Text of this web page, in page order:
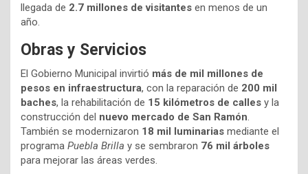
llegada de 2.7 millones de visitantes en menos de un
año.
Obras y Servicios
El Gobierno Municipal invirtió más de mil millones de
pesos en infraestructura, con la reparación de 200 mil
baches, la rehabilitación de 15 kilómetros de calles y la
construcción del nuevo mercado de San Ramón.
También se modernizaron 18 mil luminarias mediante el
programa Puebla Brilla y se sembraron 76 mil árboles
para mejorar las áreas verdes.